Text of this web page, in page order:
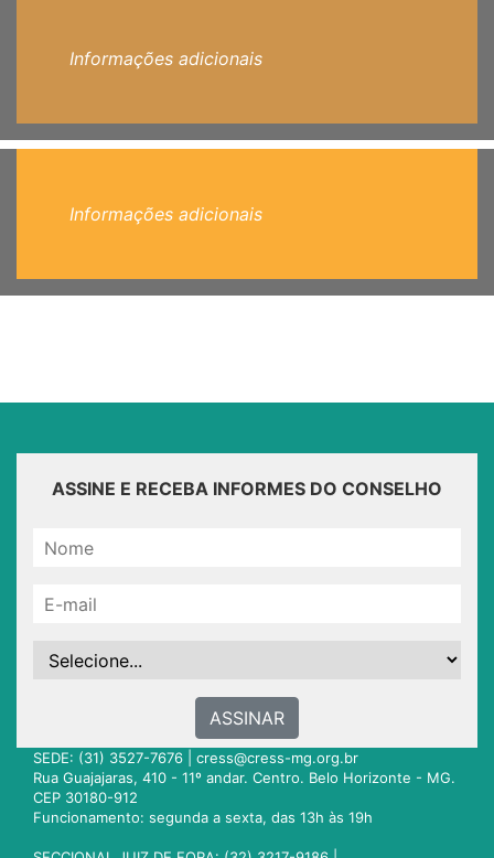
Informações adicionais
Informações adicionais
ASSINE E RECEBA INFORMES DO CONSELHO
ASSINAR
SEDE: (31) 3527-7676 | cress@cress-mg.org.br
Rua Guajajaras, 410 - 11º andar. Centro. Belo Horizonte - MG.
CEP 30180-912
Funcionamento: segunda a sexta, das 13h às 19h